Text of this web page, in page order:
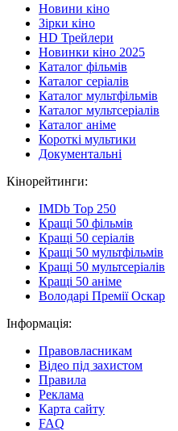
Новини кіно
Зірки кіно
HD Трейлери
Новинки кіно 2025
Каталог фільмів
Каталог серіалів
Каталог мультфільмів
Каталог мультсеріалів
Каталог аніме
Короткі мультики
Документальні
Кінорейтинги:
IMDb Top 250
Кращі 50 фільмів
Кращі 50 серіалів
Кращі 50 мультфільмів
Кращі 50 мультсеріалів
Кращі 50 аніме
Володарі Премії Оскар
Інформація:
Правовласникам
Відео під захистом
Правила
Реклама
Карта сайту
FAQ